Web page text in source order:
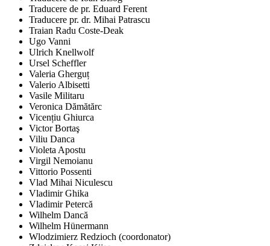
Traducere de pr. Eduard Ferent
Traducere pr. dr. Mihai Patrascu
Traian Radu Coste-Deak
Ugo Vanni
Ulrich Knellwolf
Ursel Scheffler
Valeria Gherguț
Valerio Albisetti
Vasile Militaru
Veronica Dămătărc
Vicențiu Ghiurca
Victor Bortaş
Viliu Danca
Violeta Apostu
Virgil Nemoianu
Vittorio Possenti
Vlad Mihai Niculescu
Vladimir Ghika
Vladimir Petercă
Wilhelm Dancă
Wilhelm Hünermann
Wlodzimierz Redzioch (coordonator)